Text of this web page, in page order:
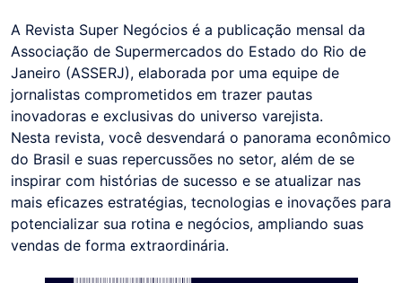
A Revista Super Negócios é a publicação mensal da
Associação de Supermercados do Estado do Rio de
Janeiro (ASSERJ), elaborada por uma equipe de
jornalistas comprometidos em trazer pautas
inovadoras e exclusivas do universo varejista.
Nesta revista, você desvendará o panorama econômico
do Brasil e suas repercussões no setor, além de se
inspirar com histórias de sucesso e se atualizar nas
mais eficazes estratégias, tecnologias e inovações para
potencializar sua rotina e negócios, ampliando suas
vendas de forma extraordinária.